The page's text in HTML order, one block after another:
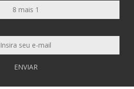
ENVIAR